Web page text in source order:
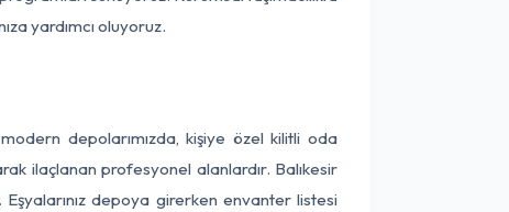
yardımcı oluyoruz.
depolarımızda, kişiye özel kilitli oda
ilaçlanan profesyonel alanlardır. Balıkesir
depoya girerken envanter listesi